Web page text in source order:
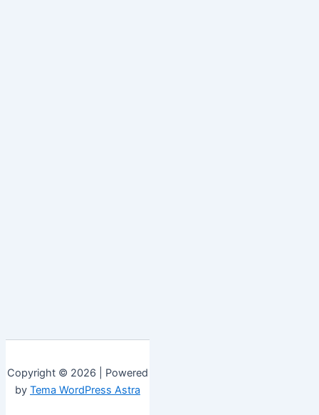
Copyright © 2026 | Powered
by Tema WordPress Astra